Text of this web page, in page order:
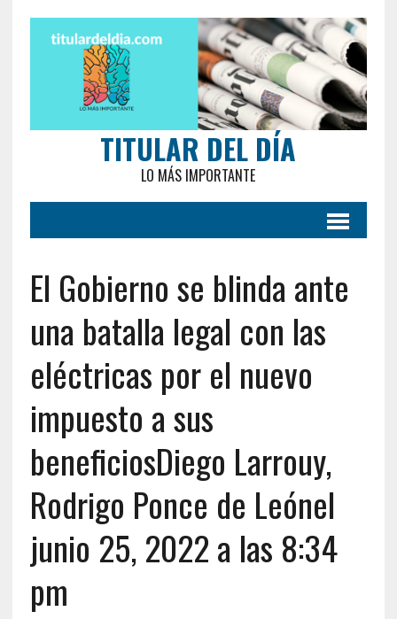
TITULAR DEL DÍA
LO MÁS IMPORTANTE
El Gobierno se blinda ante
una batalla legal con las
eléctricas por el nuevo
impuesto a sus
beneficiosDiego Larrouy,
Rodrigo Ponce de Leónel
junio 25, 2022 a las 8:34
pm